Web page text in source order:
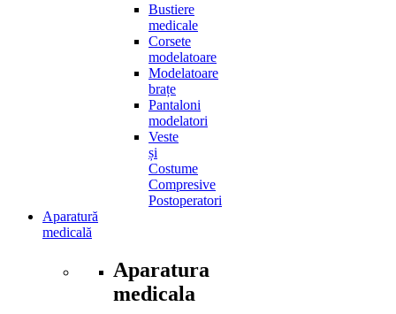
Bustiere
medicale
Corsete
modelatoare
Modelatoare
brațe
Pantaloni
modelatori
Veste
și
Costume
Compresive
Postoperatori
Aparatură
medicală
Aparatura
medicala